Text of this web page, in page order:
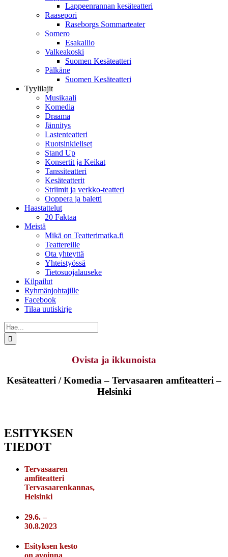
Lappeenrannan kesäteatteri
Raasepori
Raseborgs Sommarteater
Somero
Esakallio
Valkeakoski
Suomen Kesäteatteri
Pälkäne
Suomen Kesäteatteri
Tyylilajit
Musikaali
Komedia
Draama
Jännitys
Lastenteatteri
Ruotsinkieliset
Stand Up
Konsertit ja Keikat
Tanssiteatteri
Kesäteatterit
Striimit ja verkko-teatteri
Ooppera ja baletti
Haastattelut
20 Faktaa
Meistä
Mikä on Teatterimatka.fi
Teattereille
Ota yhteyttä
Yhteistyössä
Tietosuojalauseke
Kilpailut
Ryhmänjohtajille
Facebook
Tilaa uutiskirje
Etsi
...
Ovista ja ikkunoista
Kesäteatteri / Komedia – Tervasaaren amfiteatteri –
Helsinki
ESITYKSEN
TIEDOT
Tervasaaren
amfiteatteri
Tervasaarenkannas,
Helsinki
29.6. –
30.8.2023
Esityksen kesto
on avoinna